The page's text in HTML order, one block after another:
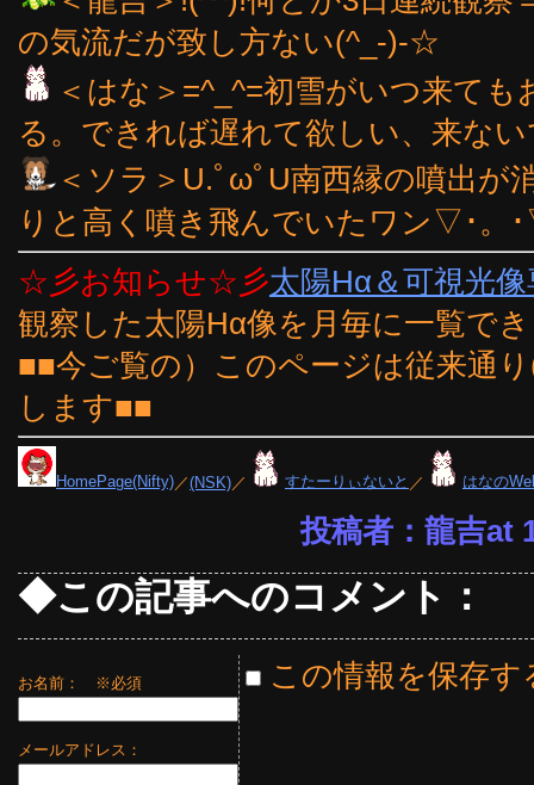
の気流だが致し方ない(^_-)-☆
＜はな＞=^_^=初雪がいつ来て
る。できれば遅れて欲しい、来な
＜ソラ＞U.ﾟωﾟU南西縁の噴出が
りと高く噴き飛んでいたワン▽･。
☆彡お知らせ☆彡太陽Hα＆可視光
観察した太陽Hα像を月毎に一覧で
■■今ご覧の）このページは従来通
します■■
HomePage(Nifty) ／(NSK) ／ すたーりぃないと ／ はなの
投稿者：龍吉at
◆この記事へのコメント：
お名前： ※必須
メールアドレス：
この情報を保存す